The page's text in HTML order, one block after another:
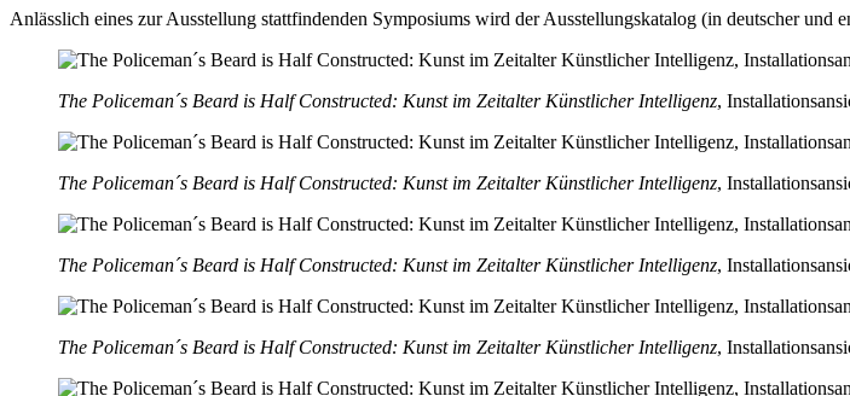
Anlässlich eines zur Ausstellung stattfindenden Symposiums wird der Ausstellungskatalog (in deutscher und
The Policeman´s Beard is Half Constructed: Kunst im Zeitalter Künstlicher Intelligenz,
The Policeman´s Beard is Half Constructed: Kunst im Zeitalter Künstlicher Intelligenz,
The Policeman´s Beard is Half Constructed: Kunst im Zeitalter Künstlicher Intelligenz,
The Policeman´s Beard is Half Constructed: Kunst im Zeitalter Künstlicher Intelligenz,